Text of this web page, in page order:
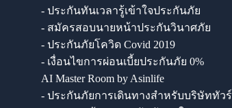
- ประกันทันเวลารู้เข้าใจประกันภัย
- สมัครสอบนายหน้าประกันวินาศภัย
- ประกันภัยโควิด Covid 2019
- เงื่อนไขการผ่อนเบี้ยประกันภัย 0%
AI Master Room by Asinlife
- ประกันภัยการเดินทางสำหรับบริษัททัวร์